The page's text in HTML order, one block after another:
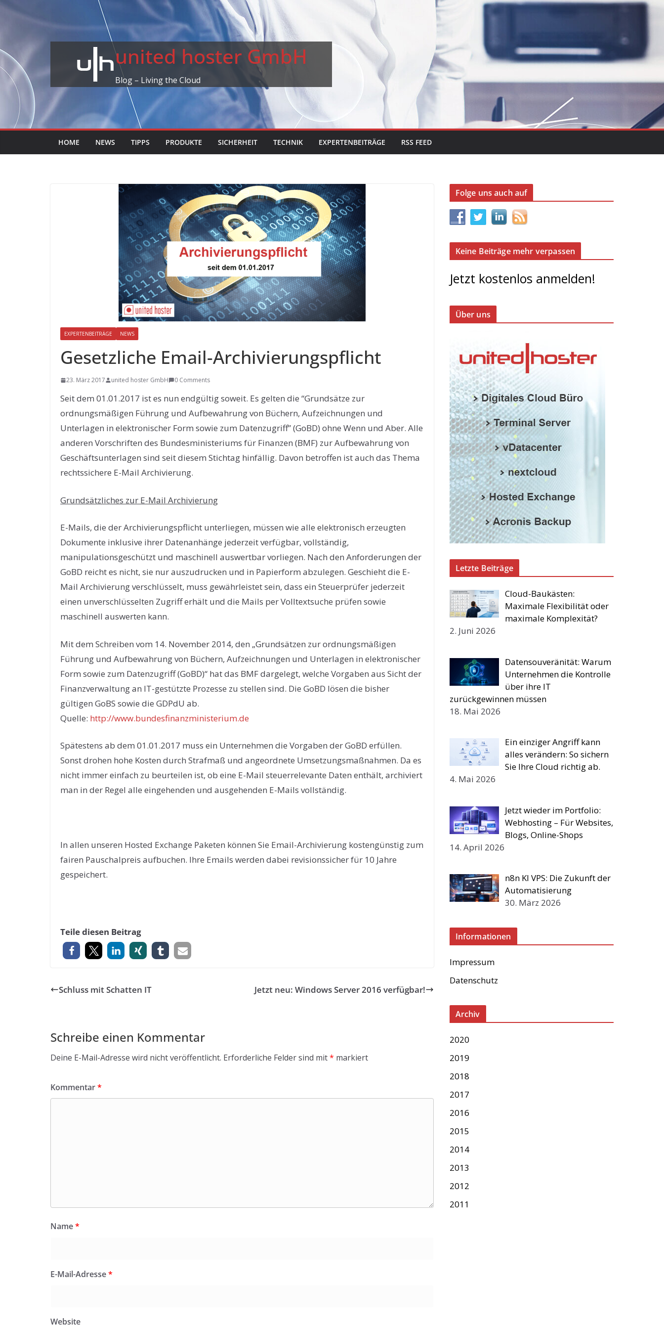
Skip
united hoster GmbH
Blog – Living the Cloud
HOME NEWS TIPPS PRODUKTE SICHERHEIT TECHNIK EXPERTENBEITRÄGE RSS FEED
EXPERTENBEITRÄGE NEWS
Gesetzliche Email-Archivierungspflicht
23. März 2017 united hoster GmbH 0 Comments
Seit dem 01.01.2017 ist es nun endgültig soweit. Es gelten die “Grundsätze zur
ordnungsmäßigen Führung und Aufbewahrung von Büchern, Aufzeichnungen und
Unterlagen in elektronischer Form sowie zum Datenzugriff” (GoBD) ohne Wenn und Aber. Alle
anderen Vorschriften des Bundesministeriums für Finanzen (BMF) zur Aufbewahrung von
Geschäftsunterlagen sind seit diesem Stichtag hinfällig. Davon betroffen ist auch das Thema
rechtssichere E-Mail Archivierung.
Grundsätzliches zur E-Mail Archivierung
E-Mails, die der Archivierungspflicht unterliegen, müssen wie alle elektronisch erzeugten
Dokumente inklusive ihrer Datenanhänge jederzeit verfügbar, vollständig,
manipulationsgeschützt und maschinell auswertbar vorliegen. Nach den Anforderungen der
GoBD reicht es nicht, sie nur auszudrucken und in Papierform abzulegen. Geschieht die E-
Mail Archivierung verschlüsselt, muss gewährleistet sein, dass ein Steuerprüfer jederzeit
einen unverschlüsselten Zugriff erhält und die Mails per Volltextsuche prüfen sowie
maschinell auswerten kann.
Mit dem Schreiben vom 14. November 2014, den „Grundsätzen zur ordnungsmäßigen
Führung und Aufbewahrung von Büchern, Aufzeichnungen und Unterlagen in elektronischer
Form sowie zum Datenzugriff (GoBD)“ hat das BMF dargelegt, welche Vorgaben aus Sicht der
Finanzverwaltung an IT-gestützte Prozesse zu stellen sind. Die GoBD lösen die bisher
gültigen GoBS sowie die GDPdU ab.
Quelle: http://www.bundesfinanzministerium.de
Spätestens ab dem 01.01.2017 muss ein Unternehmen die Vorgaben der GoBD erfüllen.
Sonst drohen hohe Kosten durch Strafmaß und angeordnete Umsetzungsmaßnahmen. Da es
nicht immer einfach zu beurteilen ist, ob eine E-Mail steuerrelevante Daten enthält, archiviert
man in der Regel alle eingehenden und ausgehenden E-Mails vollständig.
In allen unseren Hosted Exchange Paketen können Sie Email-Archivierung kostengünstig zum
fairen Pauschalpreis aufbuchen. Ihre Emails werden dabei revisionssicher für 10 Jahre
gespeichert.
Teile diesen Beitrag
Schluss mit Schatten IT Jetzt neu: Windows Server 2016 verfügbar!
Schreibe einen Kommentar
Deine E-Mail-Adresse wird nicht veröffentlicht. Erforderliche Felder sind mit* markiert
Kommentar*
Name*
E-Mail-Adresse*
Website
Folge uns auch auf
Keine Beiträge mehr verpassen
Jetzt kostenlos anmelden!
Über uns
Letzte Beiträge
Cloud-Baukästen:
Maximale Flexibilität oder
maximale Komplexität?
2. Juni 2026
Datensouveränität: Warum
Unternehmen die Kontrolle
über ihre IT
zurückgewinnen müssen
18. Mai 2026
Ein einziger Angriff kann
alles verändern: So sichern
Sie Ihre Cloud richtig ab.
4. Mai 2026
Jetzt wieder im Portfolio:
Webhosting – Für Websites,
Blogs, Online-Shops
14. April 2026
n8n KI VPS: Die Zukunft der
Automatisierung
30. März 2026
Informationen
Impressum
Datenschutz
Archiv
2020
2019
2018
2017
2016
2015
2014
2013
2012
2011